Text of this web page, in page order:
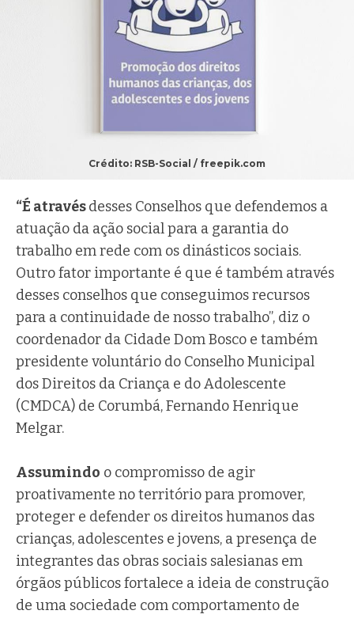
Crédito: RSB-Social / freepik.com
“É atravésdesses Conselhos que defendemos a
atuação da ação social para a garantia do
trabalho em rede com os dinásticos sociais.
Outro fator importante é que é também através
desses conselhos que conseguimos recursos
para a continuidade de nosso trabalho”, diz o
coordenador da Cidade Dom Bosco e também
presidente voluntário do Conselho Municipal
dos Direitos da Criança e do Adolescente
(CMDCA) de Corumbá, Fernando Henrique
Melgar.
Assumindo o compromisso de agir
proativamente no território para promover,
proteger e defender os direitos humanos das
crianças, adolescentes e jovens, a presença de
integrantes das obras sociais salesianas em
órgãos públicos fortalece a ideia de construção
de uma sociedade com comportamento de